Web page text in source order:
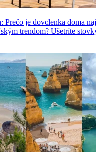
Prečo je dovolenka doma
trendom? Ušetríte